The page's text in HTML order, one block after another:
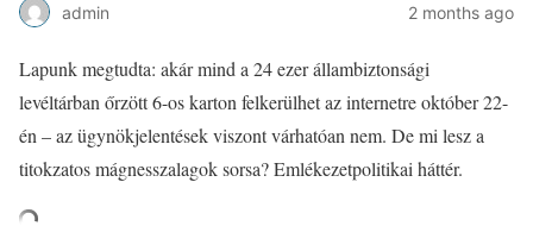
admin 2 months ago
Lapunk megtudta: akár mind a 24 ezer állambiztonsági
levéltárban őrzött 6-os karton felkerülhet az internetre október 22-
én – az ügynökjelentések viszont várhatóan nem. De mi lesz a
titokzatos mágnesszalagok sorsa? Emlékezetpolitikai háttér.